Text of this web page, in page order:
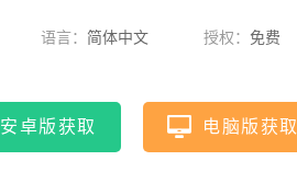
语言： 简体中文 授权： 免费
安卓版获取 电脑版获取